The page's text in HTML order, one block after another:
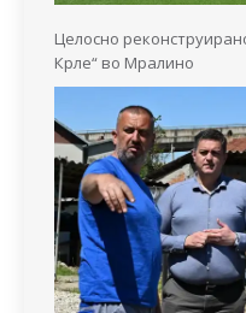
Целосно
Крле“ во Мралино